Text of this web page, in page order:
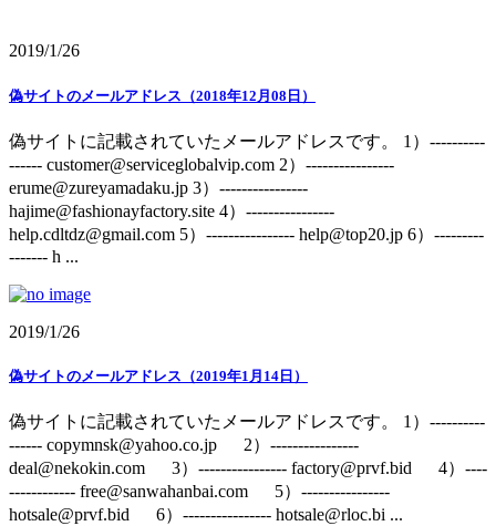
2019/1/26
偽サイトのメールアドレス（2018年12月08日）
偽サイトに記載されていたメールアドレスです。 1）----------
------ customer@serviceglobalvip.com 2）----------------
erume@zureyamadaku.jp 3）----------------
hajime@fashionayfactory.site 4）----------------
help.cdltdz@gmail.com 5）---------------- help@top20.jp 6）---------
------- h ...
2019/1/26
偽サイトのメールアドレス（2019年1月14日）
偽サイトに記載されていたメールアドレスです。 1）----------
------ copymnsk@yahoo.co.jp 2）----------------
deal@nekokin.com 3）---------------- factory@prvf.bid 4）----
------------ free@sanwahanbai.com 5）----------------
hotsale@prvf.bid 6）---------------- hotsale@rloc.bi ...